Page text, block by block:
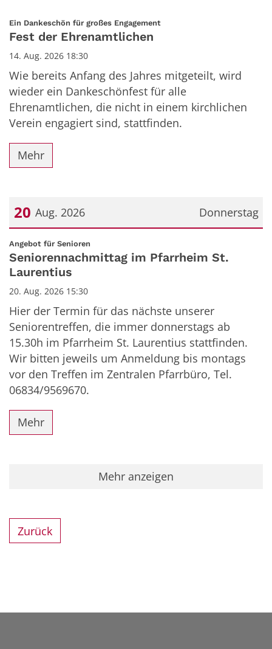
Ein Dankeschön für großes Engagement:
Fest der Ehrenamtlichen
14. Aug. 2026 18:30
Wie bereits Anfang des Jahres mitgeteilt, wird
wieder ein Dankeschönfest für alle
Ehrenamtlichen, die nicht in einem kirchlichen
Verein engagiert sind, stattfinden.
Mehr
Donnerstag
20 Aug. 2026
Datum: 20. August 2026
Angebot für Senioren
Seniorennachmittag im Pfarrheim St.
Laurentius
20. Aug. 2026 15:30
Hier der Termin für das nächste unserer
Seniorentreffen, die immer donnerstags ab
15.30h im Pfarrheim St. Laurentius stattfinden.
Wir bitten jeweils um Anmeldung bis montags
vor den Treffen im Zentralen Pfarrbüro, Tel.
06834/9569670.
Mehr
Mehr anzeigen
Zurück